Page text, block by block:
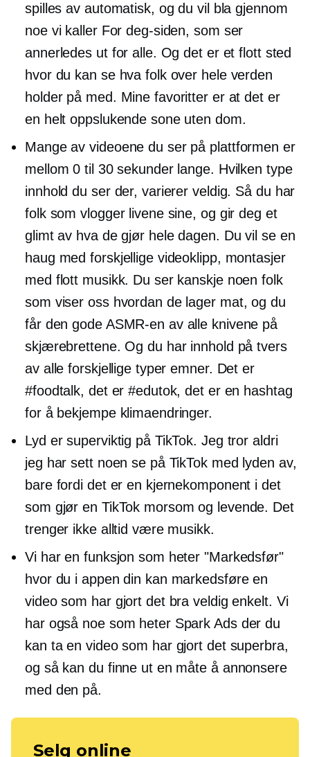
spilles av automatisk, og du vil bla gjennom
noe vi kaller For deg-siden, som ser
annerledes ut for alle. Og det er et flott sted
hvor du kan se hva folk over hele verden
holder på med. Mine favoritter er at det er
en helt oppslukende sone uten dom.
Mange av videoene du ser på plattformen er
mellom 0 til 30 sekunder lange. Hvilken type
innhold du ser der, varierer veldig. Så du har
folk som vlogger livene sine, og gir deg et
glimt av hva de gjør hele dagen. Du vil se en
haug med forskjellige videoklipp, montasjer
med flott musikk. Du ser kanskje noen folk
som viser oss hvordan de lager mat, og du
får den gode ASMR-en av alle knivene på
skjærebrettene. Og du har innhold på tvers
av alle forskjellige typer emner. Det er
#foodtalk, det er #edutok, det er en hashtag
for å bekjempe klimaendringer.
Lyd er superviktig på TikTok. Jeg tror aldri
jeg har sett noen se på TikTok med lyden av,
bare fordi det er en kjernekomponent i det
som gjør en TikTok morsom og levende. Det
trenger ikke alltid være musikk.
Vi har en funksjon som heter "Markedsfør"
hvor du i appen din kan markedsføre en
video som har gjort det bra veldig enkelt. Vi
har også noe som heter Spark Ads der du
kan ta en video som har gjort det superbra,
og så kan du finne ut en måte å annonsere
med den på.
Selg online